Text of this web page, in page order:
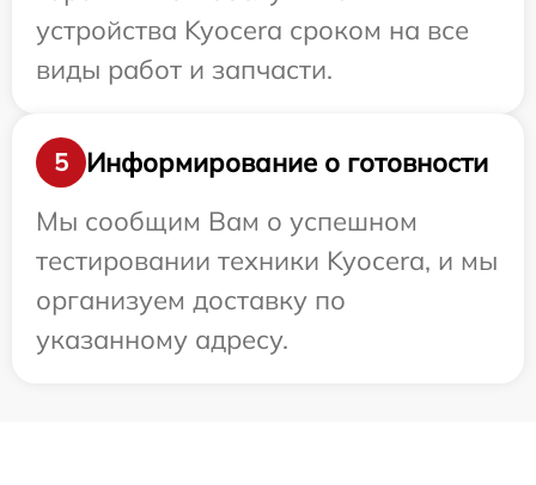
устройства Kyocera сроком на все
виды работ и запчасти.
5
Информирование о готовности
Мы сообщим Вам о успешном
тестировании техники Kyocera, и мы
организуем доставку по
указанному адресу.